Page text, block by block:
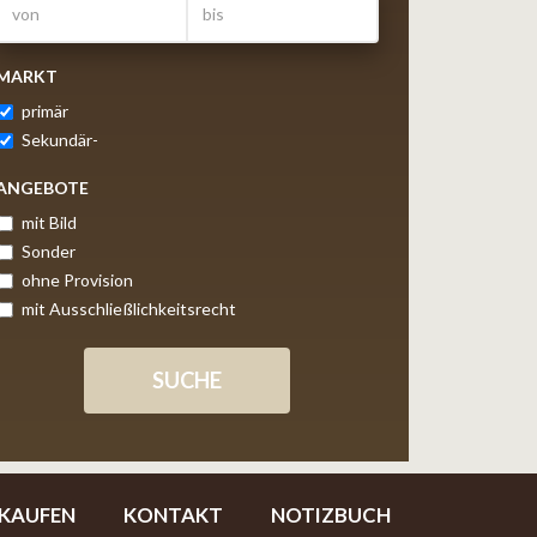
primär
Sekundär-
mit Bild
Sonder
ohne Provision
mit Ausschließlichkeitsrecht
KONTAKT NOTIZBUCH